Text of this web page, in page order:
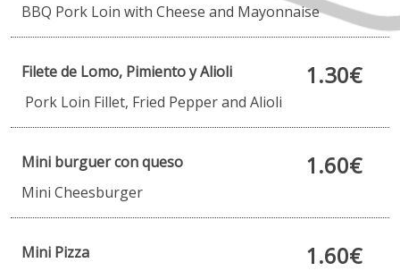
BBQ Pork Loin with Cheese and Mayonnaise
Filete de Lomo, Pimiento y Alioli 1.30€
Pork Loin Fillet, Fried Pepper and Alioli
Mini burguer con queso 1.60€
Mini Cheesburger
Mini Pizza 1.60€